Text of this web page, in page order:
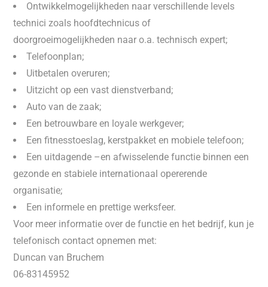
Ontwikkelmogelijkheden naar verschillende levels
technici zoals hoofdtechnicus of
doorgroeimogelijkheden naar o.a. technisch expert;
Telefoonplan;
Uitbetalen overuren;
Uitzicht op een vast dienstverband;
Auto van de zaak;
Een betrouwbare en loyale werkgever;
Een fitnesstoeslag, kerstpakket en mobiele telefoon;
Een uitdagende –en afwisselende functie binnen een
gezonde en stabiele internationaal opererende
organisatie;
Een informele en prettige werksfeer.
Voor meer informatie over de functie en het bedrijf, kun je
telefonisch contact opnemen met:
Duncan van Bruchem
06-83145952